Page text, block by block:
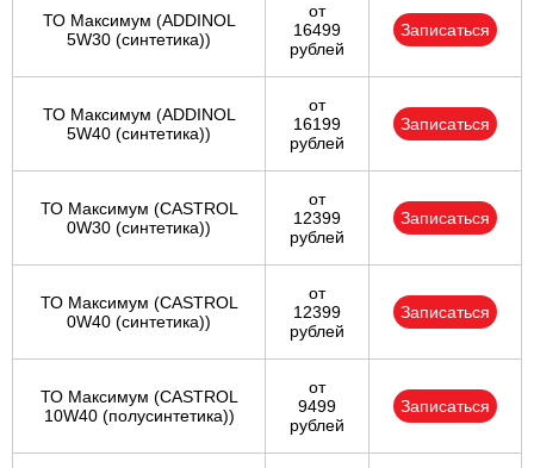
ТО Максимум (ADDINOL
5W30 (синтетика))
от
16499
рублей
Записаться
ТО Максимум (ADDINOL
5W40 (синтетика))
от
16199
рублей
Записаться
ТО Максимум (CASTROL
0W30 (синтетика))
от
12399
рублей
Записаться
ТО Максимум (CASTROL
0W40 (синтетика))
от
12399
рублей
Записаться
ТО Максимум (CASTROL
10W40 (полусинтетика))
от
9499
рублей
Записаться